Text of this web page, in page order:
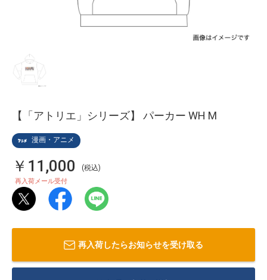
漫画・アニメ
【「アトリエ」シリーズ】 パーカー WH M
￥11,000 (税込)
再入荷メール受付
再入荷したらお知らせを受け取る